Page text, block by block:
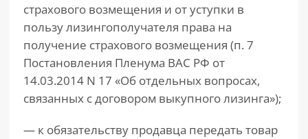
страхового возмещения и от уступки в
пользу лизингополучателя права на
получение страхового возмещения (п. 7
Постановления Пленума ВАС РФ от
14.03.2014 N 17 «Об отдельных вопросах,
связанных с договором выкупного лизинга»);
— к обязательству продавца передать товар